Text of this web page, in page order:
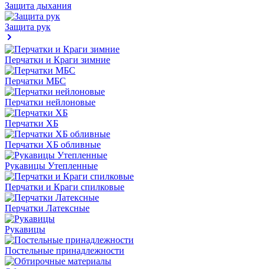
Защита дыхания
Защита рук
Перчатки и Краги зимние
Перчатки МБС
Перчатки нейлоновые
Перчатки ХБ
Перчатки ХБ обливные
Рукавицы Утепленные
Перчатки и Краги спилковые
Перчатки Латексные
Рукавицы
Постельные принадлежности